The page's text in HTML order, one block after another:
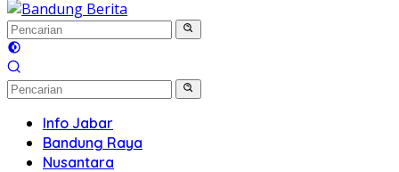
Info Jabar
Bandung Raya
Nusantara